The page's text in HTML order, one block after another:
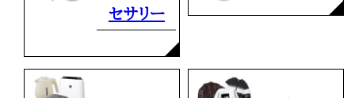
セサリー